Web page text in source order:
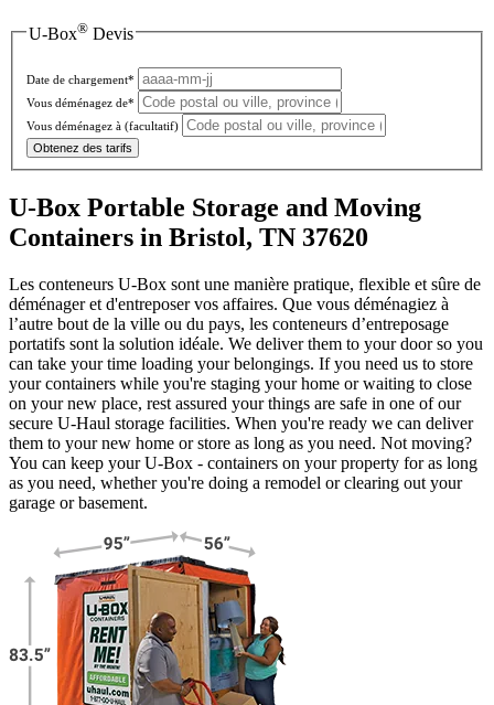
U-Box® Devis
Date de chargement*
Vous déménagez de*
Vous déménagez à (facultatif)
Obtenez des tarifs
U-Box Portable Storage and Moving
Containers in Bristol, TN 37620
Les conteneurs U-Box sont une manière pratique, flexible et sûre de
déménager et d'entreposer vos affaires. Que vous déménagiez à
l’autre bout de la ville ou du pays, les conteneurs d’entreposage
portatifs sont la solution idéale. We deliver them to your door so you
can take your time loading your belongings. If you need us to store
your containers while you're staging your home or waiting to close
on your new place, rest assured your things are safe in one of our
secure U-Haul storage facilities. When you're ready we can deliver
them to your new home or store as long as you need. Not moving?
You can keep yourU-Box - containers on your property for as long
as you need, whether you're doing a remodel or clearing out your
garage or basement.